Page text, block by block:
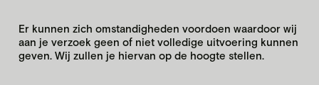
Er kunnen zich omstandigheden voordoen waardoor wij
aan je verzoek geen of niet volledige uitvoering kunnen
geven. Wij zullen je hiervan op de hoogte stellen.